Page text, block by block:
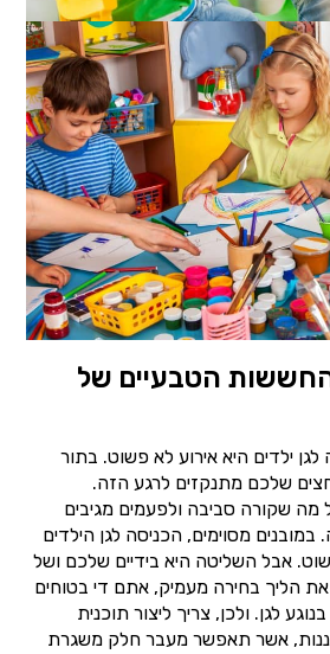
הטבעיים של
ילדים היא אירוע לא פשוט. בתור
שלכם מתנקזים לרגע הזה.
מה שקורה סביבה ולפעמים מגיבים
מסוימים, הכניסה לגן הילדים
אבל השליטה היא בידיים שלכם ושל
הליך בחירה מעמיק, אתם די בטוחים
לגן. ולכן, צריך ליצור תוכנית
אשר תאפשר מעבר חלק משגרת